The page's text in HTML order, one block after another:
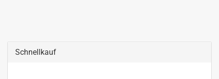
Schnellkauf